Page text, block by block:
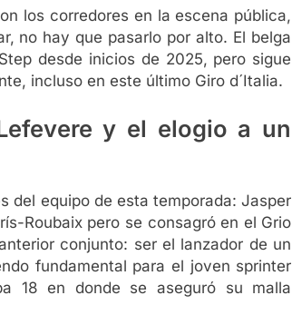
los corredores en la escena pública,
no hay que pasarlo por alto. El belga
desde inicios de 2025, pero sigue
incluso en este último Giro d´Italia.
y el elogio a un
del equipo de esta temporada: Jasper
Roubaix pero se consagró en el Grio
conjunto: ser el lanzador de un
fundamental para el joven sprinter
18 en donde se aseguró su malla